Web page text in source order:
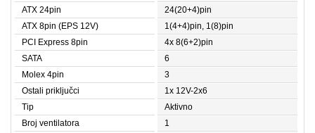
ATX 24pin
24(20+4)pin
ATX 8pin (EPS 12V)
1(4+4)pin, 1(8)pin
PCI Express 8pin
4x 8(6+2)pin
SATA
6
Molex 4pin
3
Ostali priključci
1x 12V-2x6
Tip
Aktivno
Broj ventilatora
1